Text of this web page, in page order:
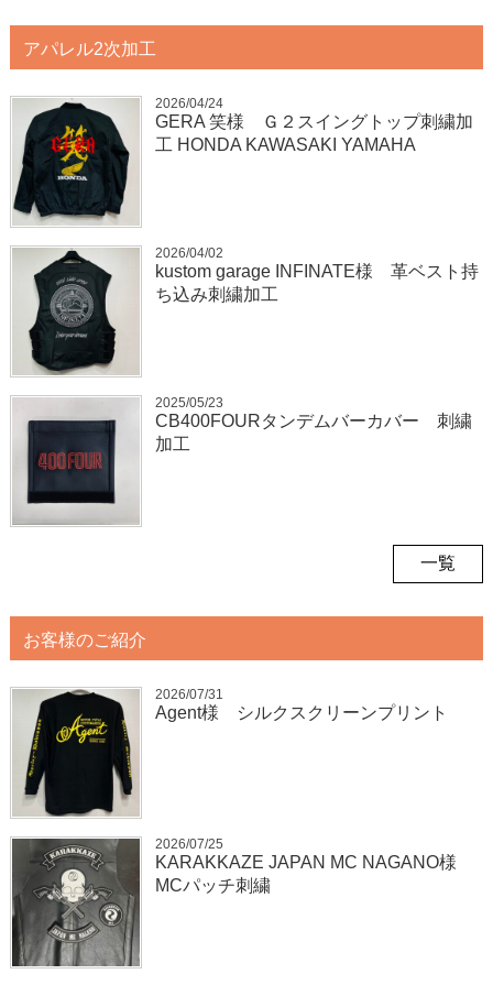
アパレル2次加工
2026/04/24
GERA 笑様 Ｇ２スイングトップ刺繍加
工 HONDA KAWASAKI YAMAHA
2026/04/02
kustom garage INFINATE様 革ベスト持
ち込み刺繍加工
2025/05/23
CB400FOURタンデムバーカバー 刺繍
加工
一覧
お客様のご紹介
2026/07/31
Agent様 シルクスクリーンプリント
2026/07/25
KARAKKAZE JAPAN MC NAGANO様
MCパッチ刺繍